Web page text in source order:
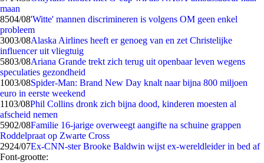
maan
8504/08'Witte' mannen discrimineren is volgens OM geen enkel
probleem
3003/08Alaska Airlines heeft er genoeg van en zet Christelijke
influencer uit vliegtuig
5803/08Ariana Grande trekt zich terug uit openbaar leven wegens
speculaties gezondheid
1003/08Spider-Man: Brand New Day knalt naar bijna 800 miljoen
euro in eerste weekend
1103/08Phil Collins dronk zich bijna dood, kinderen moesten al
afscheid nemen
5902/08Familie 16-jarige overweegt aangifte na schuine grappen
Roddelpraat op Zwarte Cross
2924/07Ex-CNN-ster Brooke Baldwin wijst ex-wereldleider in bed af
Font-grootte: